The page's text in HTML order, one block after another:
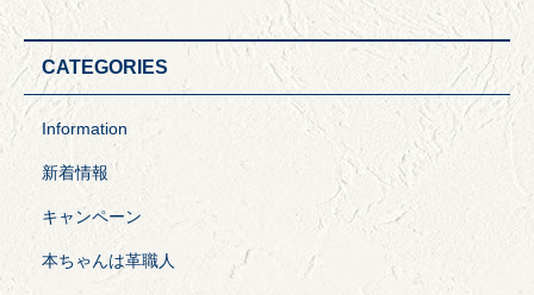
CATEGORIES
Information
新着情報
キャンペーン
本ちゃんは革職人